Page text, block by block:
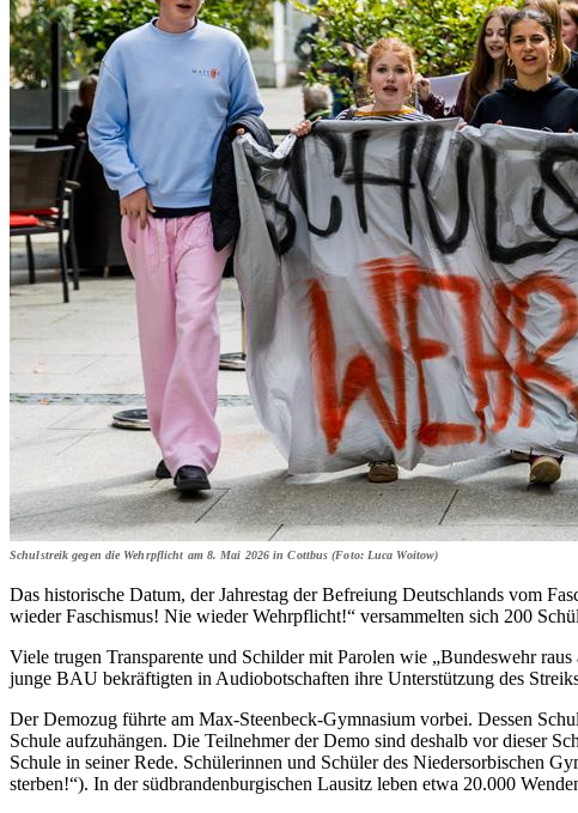
Schulstreik gegen die Wehrpflicht am 8. Mai 2026 in Cottbus (Foto: Luca Woitow)
Das historische Datum, der Jahrestag der Befreiung Deutschlands vom
wieder Faschismus! Nie wieder Wehrpflicht!“ versammelten sich 200
Viele trugen Transparente und Schilder mit Parolen wie „Bundeswehr
junge BAU bekräftigten in Audiobotschaften ihre Unterstützung des
Der Demozug führte am Max-Steenbeck-Gymnasium vorbei. Dessen
Schule aufzuhängen. Die Teilnehmer der Demo sind deshalb vor dieser
Schule in seiner Rede. Schülerinnen und Schüler des Niedersorbischen
sterben!“). In der südbrandenburgischen Lausitz leben etwa 20.000